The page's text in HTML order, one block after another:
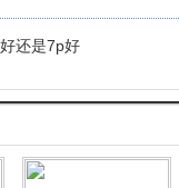
还是7p好